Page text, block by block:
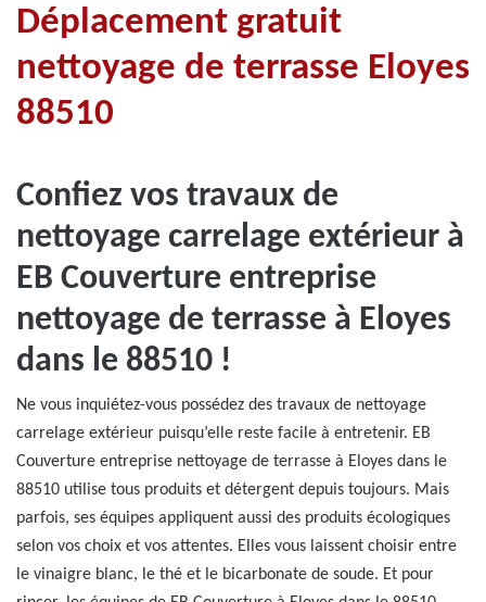
Déplacement gratuit
nettoyage de terrasse Eloyes
88510
Confiez vos travaux de
nettoyage carrelage extérieur à
EB Couverture entreprise
nettoyage de terrasse à Eloyes
dans le 88510 !
Ne vous inquiétez-vous possédez des travaux de nettoyage
carrelage extérieur puisqu’elle reste facile à entretenir. EB
Couverture entreprise nettoyage de terrasse à Eloyes dans le
88510 utilise tous produits et détergent depuis toujours. Mais
parfois, ses équipes appliquent aussi des produits écologiques
selon vos choix et vos attentes. Elles vous laissent choisir entre
le vinaigre blanc, le thé et le bicarbonate de soude. Et pour